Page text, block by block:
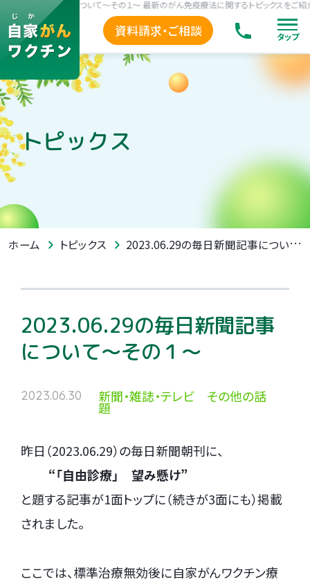
日新聞記事について～その１～ 最新のがん免疫療法に関するトピックスをご紹介しま
資料請求・ご相談 タップ
トピックス
ホーム トピックス 2023.06.29の毎日新聞記事について～その１～
2023.06.29の毎日新聞記事
について～その１～
2023.06.30 新聞・雑誌・テレビ その他の話
題
昨日（2023.06.29）の毎日新聞朝刊に、
“「自由診療」 望み懸け”
と題する記事が1面トップに（続きが3面にも）掲載
されました。
ここでは、標準治療無効後に自家がんワクチン療